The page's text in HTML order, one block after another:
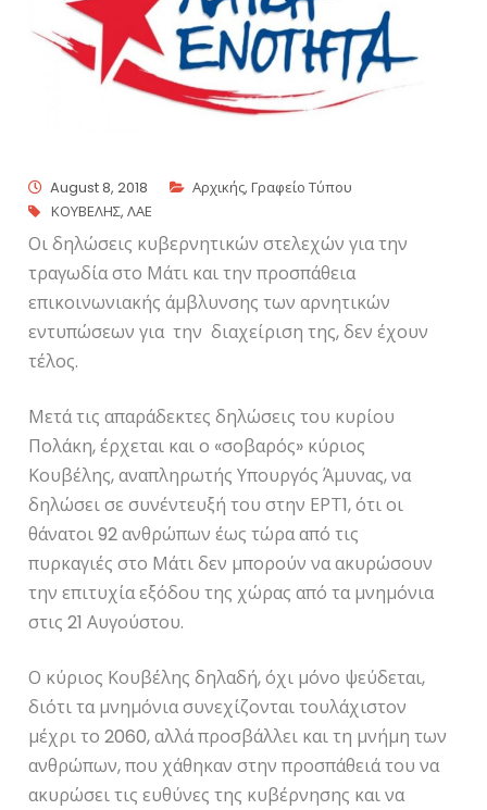
August 8, 2018 Αρχικής,Γραφείο Τύπου
ΚΟΥΒΕΛΗΣ,ΛΑΕ
Οι δηλώσεις κυβερνητικών στελεχών για την
τραγωδία στο Μάτι και την προσπάθεια
επικοινωνιακής άμβλυνσης των αρνητικών
εντυπώσεων για την διαχείριση της, δεν έχουν
τέλος.
Μετά τις απαράδεκτες δηλώσεις του κυρίου
Πολάκη, έρχεται και ο «σοβαρός» κύριος
Κουβέλης, αναπληρωτής Υπουργός Άμυνας, να
δηλώσει σε συνέντευξή του στην ΕΡΤ1, ότι οι
θάνατοι 92 ανθρώπων έως τώρα από τις
πυρκαγιές στο Μάτι δεν μπορούν να ακυρώσουν
την επιτυχία εξόδου της χώρας από τα μνημόνια
στις 21 Αυγούστου.
Ο κύριος Κουβέλης δηλαδή, όχι μόνο ψεύδεται,
διότι τα μνημόνια συνεχίζονται τουλάχιστον
μέχρι το 2060, αλλά προσβάλλει και τη μνήμη των
ανθρώπων, που χάθηκαν στην προσπάθειά του να
ακυρώσει τις ευθύνες της κυβέρνησης και να